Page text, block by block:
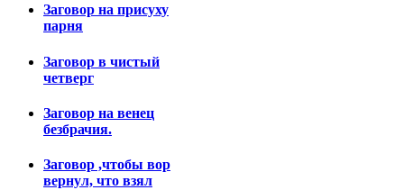
Заговор на присуху
парня
Заговор в чистый
четверг
Заговор на венец
безбрачия.
Заговор ,чтобы вор
вернул, что взял